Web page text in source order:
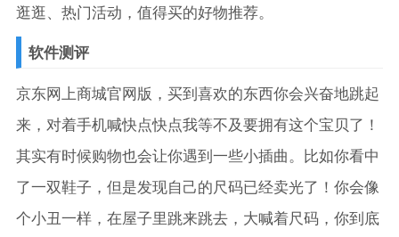
逛逛、热门活动，值得买的好物推荐。
软件测评
京东网上商城官网版，买到喜欢的东西你会兴奋地跳起
来，对着手机喊快点快点我等不及要拥有这个宝贝了！
其实有时候购物也会让你遇到一些小插曲。比如你看中
了一双鞋子，但是发现自己的尺码已经卖光了！你会像
个小丑一样，在屋子里跳来跳去，大喊着尺码，你到底